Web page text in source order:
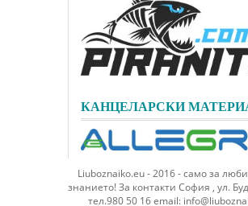
КАНЦЕЛАРСКИ
Liuboznaiko.eu - 2016 - само за
знанието! За контакти София , ул.
тел.980 50 16 email: